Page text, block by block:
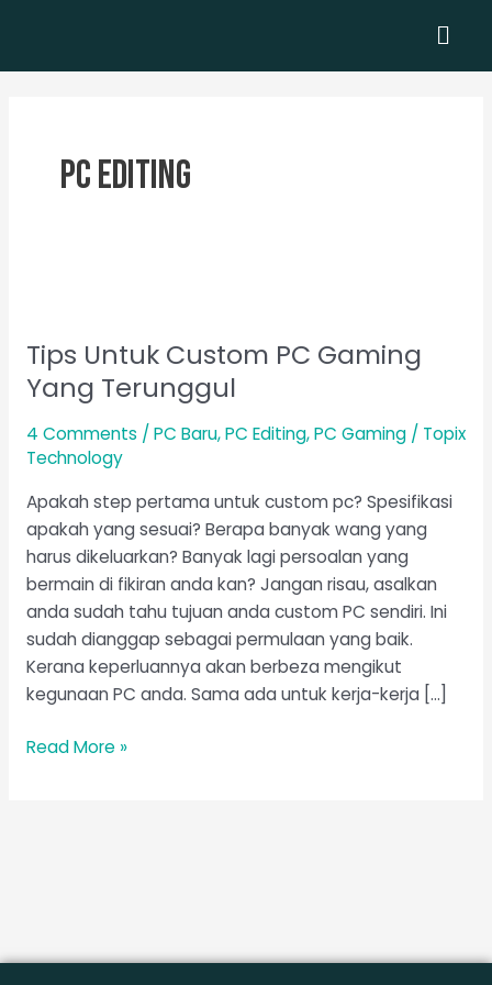
content
PC Editing
Tips Untuk Custom PC Gaming
Yang Terunggul
4 Comments / PC Baru,PC Editing,PC Gaming/ Topix
Technology
Apakah step pertama untuk custom pc? Spesifikasi
apakah yang sesuai? Berapa banyak wang yang
harus dikeluarkan? Banyak lagi persoalan yang
bermain di fikiran anda kan? Jangan risau, asalkan
anda sudah tahu tujuan anda custom PC sendiri. Ini
sudah dianggap sebagai permulaan yang baik.
Kerana keperluannya akan berbeza mengikut
kegunaan PC anda. Sama ada untuk kerja-kerja […]
Custom
PC
Gaming
Yang
Terunggul
Read More »